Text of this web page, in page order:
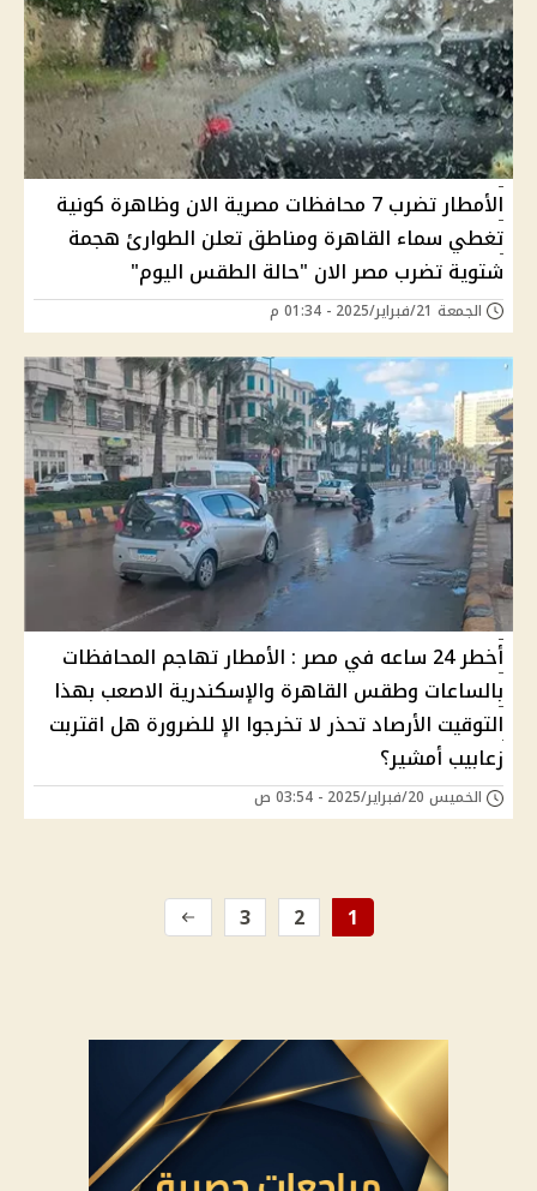
الأمطار تضرب 7 محافظات مصرية الان وظاهرة كونية
تغطي سماء القاهرة ومناطق تعلن الطوارئ هجمة
شتوية تضرب مصر الان "حالة الطقس اليوم"
الجمعة 21/فبراير/2025 - 01:34 م
أخطر 24 ساعه في مصر : الأمطار تهاجم المحافظات
بالساعات وطقس القاهرة والإسكندرية اﻻصعب بهذا
التوقيت الأرصاد تحذر ﻻ تخرجوا الإ للضرورة هل اقتربت
زعابيب أمشير؟
الخميس 20/فبراير/2025 - 03:54 ص
1
2
3